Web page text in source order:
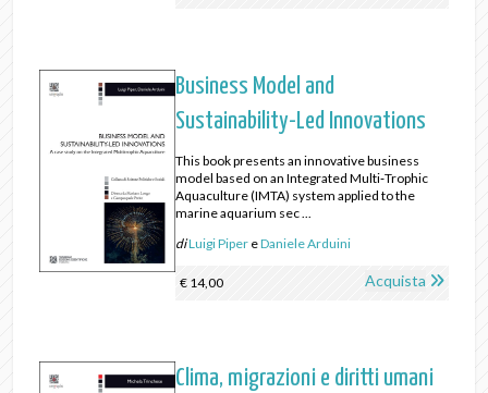
Business Model and
Sustainability-Led Innovations
This book presents an innovative business
model based on an Integrated Multi‑Trophic
Aquaculture (IMTA) system applied to the
marine aquarium sec ...
diLuigi Piper eDaniele Arduini
€ 14,00 Acquista
Clima, migrazioni e diritti umani